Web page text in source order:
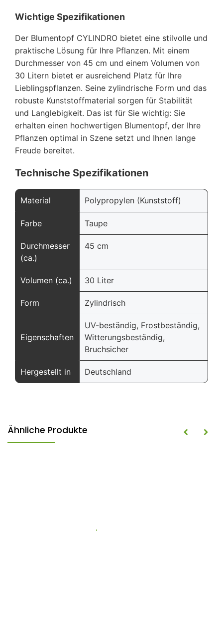
Wichtige Spezifikationen
Der Blumentopf CYLINDRO bietet eine stilvolle und
praktische Lösung für Ihre Pflanzen. Mit einem
Durchmesser von 45 cm und einem Volumen von
30 Litern bietet er ausreichend Platz für Ihre
Lieblingspflanzen. Seine zylindrische Form und das
robuste Kunststoffmaterial sorgen für Stabilität
und Langlebigkeit. Das ist für Sie wichtig: Sie
erhalten einen hochwertigen Blumentopf, der Ihre
Pflanzen optimal in Szene setzt und Ihnen lange
Freude bereitet.
Technische Spezifikationen
Material Polypropylen (Kunststoff)
Farbe Taupe
Durchmesser
(ca.)
45 cm
Volumen (ca.) 30 Liter
Form Zylindrisch
Eigenschaften
UV-beständig, Frostbeständig,
Witterungsbeständig,
Bruchsicher
Hergestellt in Deutschland
Ähnliche Produkte